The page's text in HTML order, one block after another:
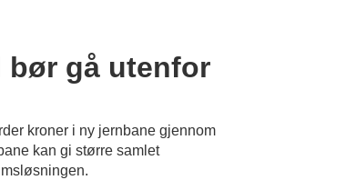
bør gå utenfor
kroner i ny jernbane gjennom
kan gi større samlet